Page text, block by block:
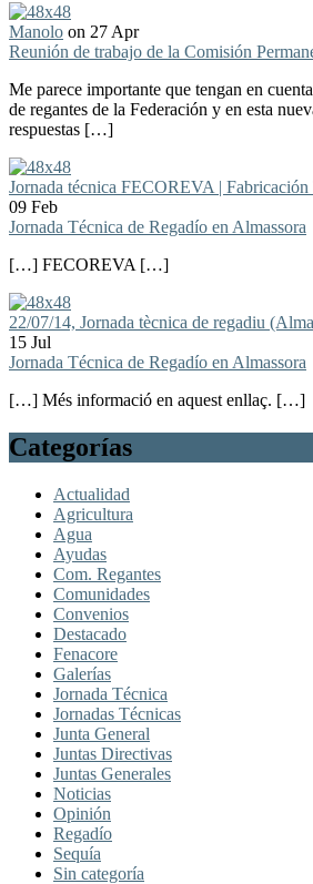
Manolo on 27 Apr
Reunión de trabajo de la Comisión
Me parece importante que tengan en
de regantes de la Federación y en esta
respuestas […]
Jornada técnica FECOREVA |
09 Feb
Jornada Técnica de Regadío en Almassora
[…] FECOREVA […]
22/07/14, Jornada tècnica de regadiu
15 Jul
Jornada Técnica de Regadío en Almassora
[…] Més informació en aquest enllaç. […]
Categorías
Actualidad
Agricultura
Agua
Ayudas
Com. Regantes
Comunidades
Convenios
Destacado
Fenacore
Galerías
Jornada Técnica
Jornadas Técnicas
Junta General
Juntas Directivas
Juntas Generales
Noticias
Opinión
Regadío
Sequía
Sin categoría